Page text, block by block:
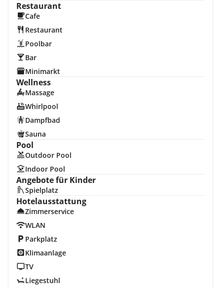
Restaurant
Cafe
Restaurant
Poolbar
Bar
Minimarkt
Wellness
Massage
Whirlpool
Dampfbad
Sauna
Pool
Outdoor Pool
Indoor Pool
Angebote für Kinder
Spielplatz
Hotelausstattung
Zimmerservice
WLAN
Parkplatz
Klimaanlage
TV
Liegestuhl